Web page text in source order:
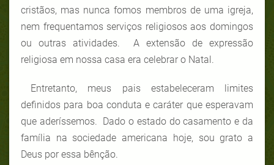
cristãos, mas nunca fomos membros de uma igreja,
nem frequentamos serviços religiosos aos domingos
ou outras atividades. A extensão de expressão
religiosa em nossa casa era celebrar o Natal.
Entretanto, meus pais estabeleceram limites
definidos para boa conduta e caráter que esperavam
que aderíssemos. Dado o estado do casamento e da
família na sociedade americana hoje, sou grato a
Deus por essa bênção.